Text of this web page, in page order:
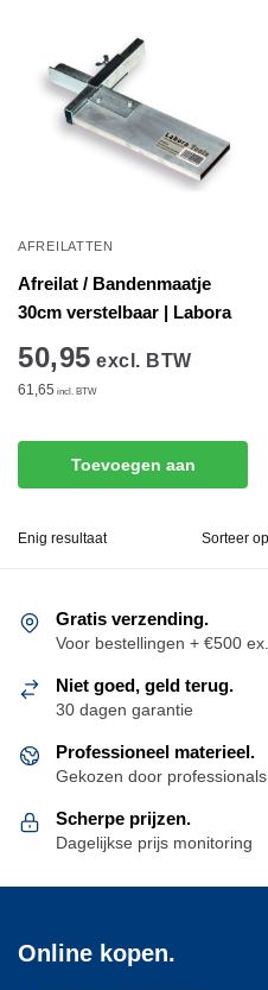
AFREILATTEN
Afreilat / Bandenmaatje
30cm verstelbaar | Labora
50,95 excl. BTW
61,65 incl. BTW
Toevoegen aan
Enig resultaat
Gratis verzending.
Voor bestellingen + €500 ex.
Niet goed, geld terug.
30 dagen garantie
Professioneel materieel.
Gekozen door professionals
Scherpe prijzen.
Dagelijkse prijs monitoring
Online kopen.